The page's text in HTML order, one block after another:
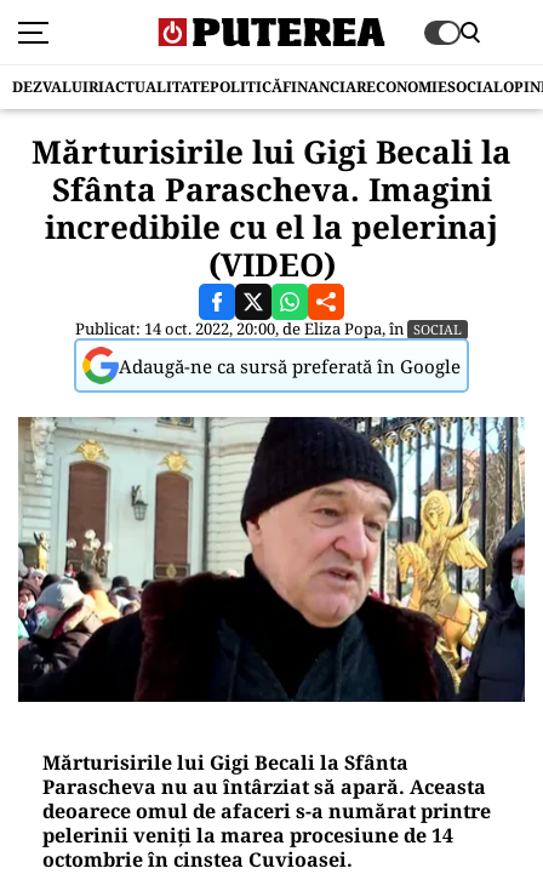
DEZVALUIRIACTUALITATEPOLITICĂFINANCIARECONOMIESOCIAL
Mărturisirile lui Gigi Becali la
Sfânta Parascheva. Imagini
incredibile cu el la pelerinaj
(VIDEO)
Publicat: 14 oct. 2022, 20:00, deEliza Popa, în SOCIAL
Adaugă-ne ca sursă preferată în Google
Mărturisirile lui Gigi Becali la Sfânta
Parascheva nu au întârziat să apară. Aceasta
deoarece omul de afaceri s-a numărat printre
pelerinii veniți la marea procesiune de 14
octombrie în cinstea Cuvioasei.